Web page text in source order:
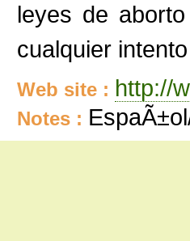
leyes de
cualquier
Web site : http://
Notes :